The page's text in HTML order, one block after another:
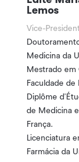
Lemos
Vice-
Medicina da
Mestrado em
Faculdade de
Diplôme
de Medicina
França.
Licenciatura
Farmácia da